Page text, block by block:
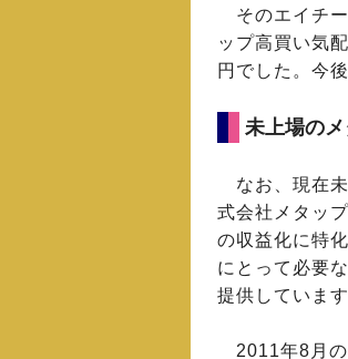
そのエイチー
ップ高買い気
円でした。今
未上場の
なお、現在未
式会社メタッ
の収益化に特
にとって必要
提供しています
2011年8月の